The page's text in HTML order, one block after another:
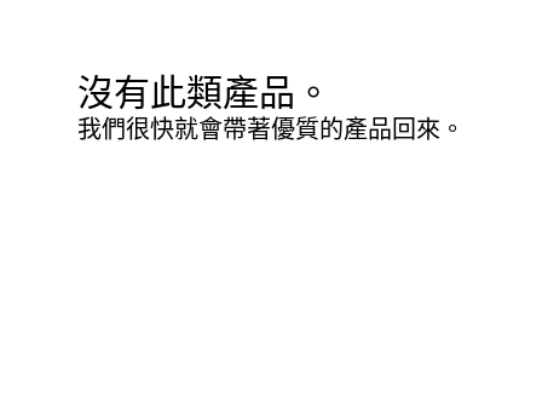
沒有此類產品。
我們很快就會帶著優質的產品回來。